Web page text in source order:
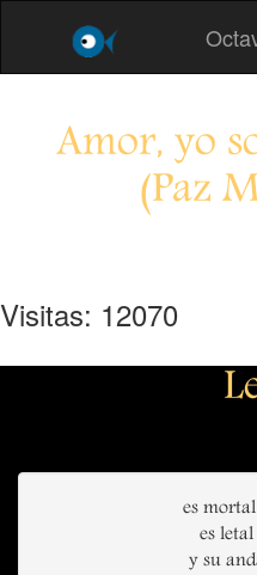
Amor, yo
(Paz
Visitas: 12070
es
es
y su